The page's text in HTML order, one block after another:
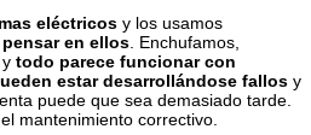
eléctricos y los usamos
en ellos . Enchufamos,
todo parece funcionar con
estar desarrollándose fallos y
puede que sea demasiado tarde.
mantenimiento correctivo.